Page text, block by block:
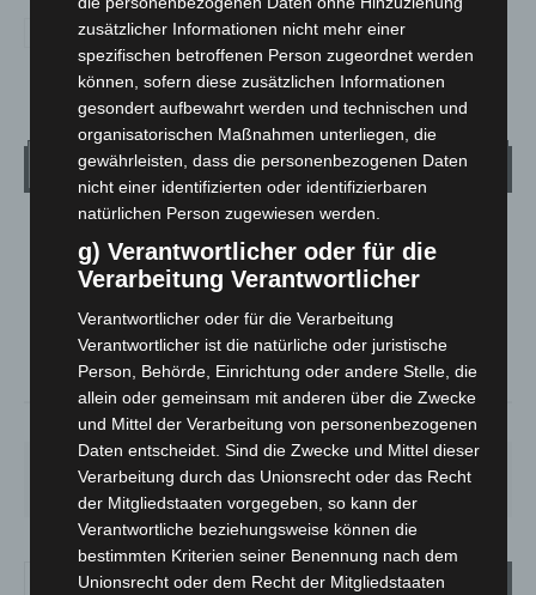
Wetter
LANGENHAGEN
Klarer Himmel
17°C
16.6 °
66% 2.7m/s 4%
34° 29° 23° 26° 17°
zusätzlicher Informationen nicht mehr einer
spezifischen betroffenen Person zugeordnet werden
können, sofern diese zusätzlichen Informationen
gesondert aufbewahrt werden und technischen und
organisatorischen Maßnahmen unterliegen, die
gewährleisten, dass die personenbezogenen Daten
nicht einer identifizierten oder identifizierbaren
natürlichen Person zugewiesen werden.
g) Verantwortlicher oder für die
Verarbeitung Verantwortlicher
Verantwortlicher oder für die Verarbeitung
Verantwortlicher ist die natürliche oder juristische
Person, Behörde, Einrichtung oder andere Stelle, die
allein oder gemeinsam mit anderen über die Zwecke
und Mittel der Verarbeitung von personenbezogenen
Daten entscheidet. Sind die Zwecke und Mittel dieser
Verarbeitung durch das Unionsrecht oder das Recht
der Mitgliedstaaten vorgegeben, so kann der
Verantwortliche beziehungsweise können die
bestimmten Kriterien seiner Benennung nach dem
Unionsrecht oder dem Recht der Mitgliedstaaten